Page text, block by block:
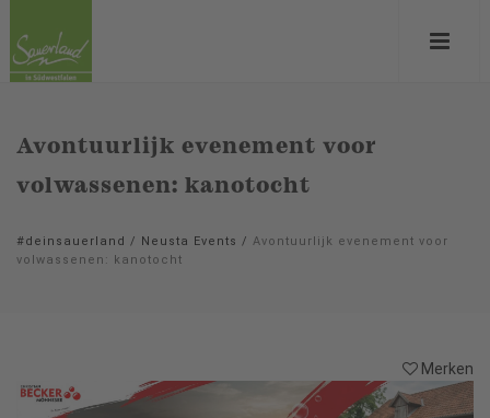
Avontuurlijk evenement voor
volwassenen: kanotocht
#deinsauerland / Neusta Events / Avontuurlijk evenement voor
volwassenen: kanotocht
Merken